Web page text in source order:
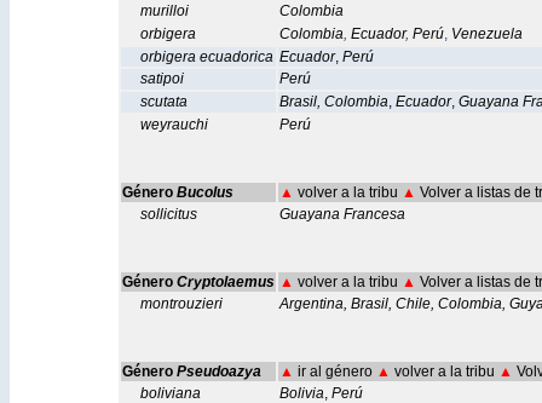
murilloi
Colombia
orbigera
Colombia, Ecuador, Perú, Venezuela
orbigera ecuadorica Ecuador, Perú
satipoi
Perú
scutata
Brasil, Colombia, Ecuador, Guayana
weyrauchi
Perú
Género Bucolus ▲ volver a la tribu ▲ Volver a listas de
sollicitus
Guayana Francesa
Género Cryptolaemus ▲ volver a la tribu ▲ Volver a listas de
montrouzieri
Argentina, Brasil, Chile, Colombia,
Género Pseudoazya ▲ ir al género ▲ volver a la tribu ▲
boliviana
Bolivia, Perú